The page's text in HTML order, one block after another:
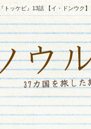
トッケビ』13話 【イ・ドンウク